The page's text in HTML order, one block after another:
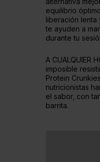
equilibrio
liberación lenta
te ayuden a
durante tu
A CUALQUIER
imposible
Protein
nutricionistas
el sabor, con
barrita.